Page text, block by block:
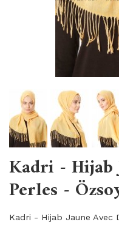
Kadri - Hijab
Perles -
Kadri - Hijab Jaune Avec